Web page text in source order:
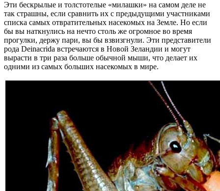
Эти бескрылые и толстотелые «милашки» на самом деле не
так страшны, если сравнить их с предыдущими участниками
списка самых отвратительных насекомых на Земле. Но если
бы вы наткнулись на нечто столь же огромное во время
прогулки, держу пари, вы бы взвизгнули. Эти представители
рода Deinacrida встречаются в Новой Зеландии и могут
вырасти в три раза больше обычной мыши, что делает их
одними из самых больших насекомых в мире.